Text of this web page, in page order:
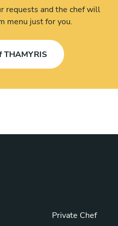
requests and the chef will
menu just for you.
THAMYRIS
Private Chef